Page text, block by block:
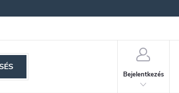
Bejelentkezés